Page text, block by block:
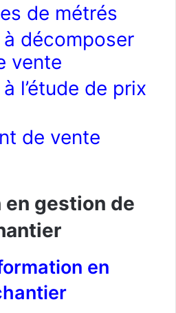
de métrés
à décomposer
vente
à l’étude de prix
de vente
gestion de
en